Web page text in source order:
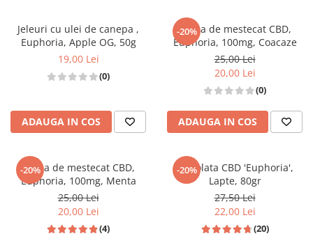
Jeleuri cu ulei de canepa ,
Euphoria, Apple OG, 50g
19,00 Lei
(0)
ADAUGA IN COS
-20%
Guma de mestecat CBD,
Euphoria, 100mg, Coacaze
25,00 Lei
20,00 Lei
(0)
ADAUGA IN COS
-20%
Guma de mestecat CBD,
Euphoria, 100mg, Menta
25,00 Lei
20,00 Lei
(4)
-20%
Ciocolata CBD 'Euphoria',
Lapte, 80gr
27,50 Lei
22,00 Lei
(20)